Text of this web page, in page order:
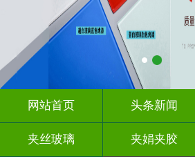
网站首页 头条新闻
夹丝玻璃 夹娟夹胶